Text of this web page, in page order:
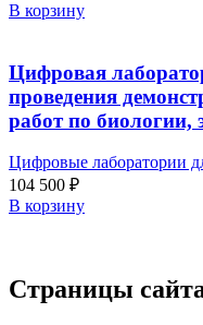
В корзину
Цифровая
проведения
работ по биологии,
Цифровые лаборатории
104 500 ₽
В корзину
Страницы